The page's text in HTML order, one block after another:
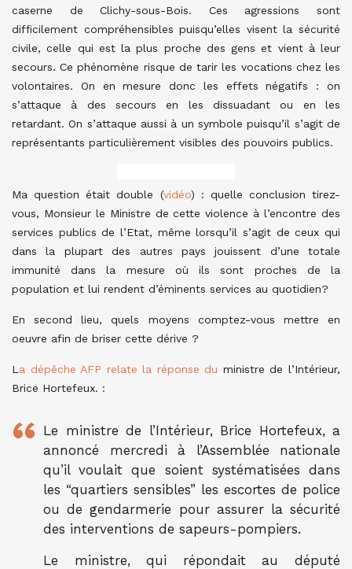
caserne de Clichy-sous-Bois. Ces agressions sont
difficilement compréhensibles puisqu’elles visent la sécurité
civile, celle qui est la plus proche des gens et vient à leur
secours. Ce phénomène risque de tarir les vocations chez les
volontaires. On en mesure donc les effets négatifs : on
s’attaque à des secours en les dissuadant ou en les
retardant. On s’attaque aussi à un symbole puisqu’il s’agit de
représentants particulièrement visibles des pouvoirs publics.
Ma question était double (vidéo) : quelle conclusion tirez-
vous, Monsieur le Ministre de cette violence à l’encontre des
services publics de l’Etat, même lorsqu’il s’agit de ceux qui
dans la plupart des autres pays jouissent d’une totale
immunité dans la mesure où ils sont proches de la
population et lui rendent d’éminents services au quotidien?
En second lieu, quels moyens comptez-vous mettre en
oeuvre afin de briser cette dérive ?
L a dépêche AFP relate la réponse du ministre de l’Intérieur,
Brice Hortefeux. :
Le ministre de l’Intérieur, Brice Hortefeux, a
annoncé mercredi à l’Assemblée nationale
qu’il voulait que soient systématisées dans
les “quartiers sensibles” les escortes de police
ou de gendarmerie pour assurer la sécurité
des interventions de sapeurs-pompiers.
Le ministre, qui répondait au député